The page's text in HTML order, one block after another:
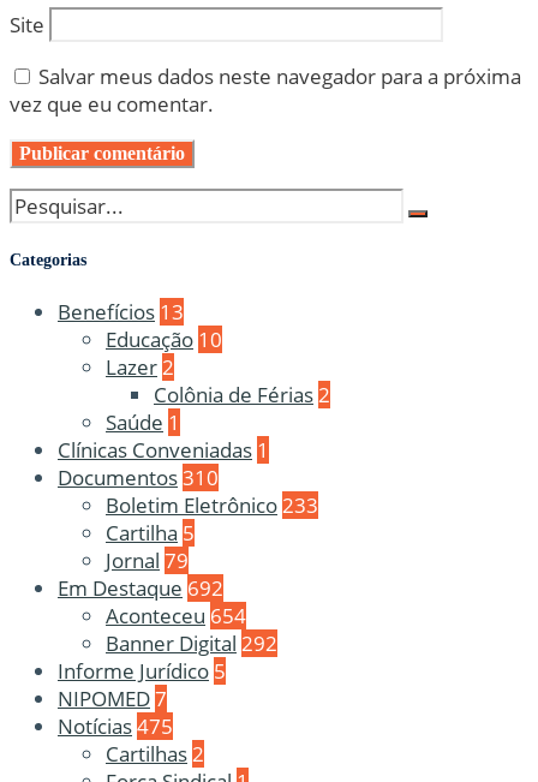
Site
Salvar meus dados neste navegador para a próxima
vez que eu comentar.
Categorias
Benefícios 13
Educação 10
Lazer2
Colônia de Férias2
Saúde 1
Clínicas Conveniadas 1
Documentos310
Boletim Eletrônico233
Cartilha 5
Jornal 79
Em Destaque 692
Aconteceu 654
Banner Digital 292
Informe Jurídico 5
NIPOMED7
Notícias475
Cartilhas2